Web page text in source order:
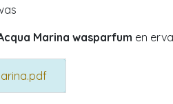
Marina wasparfum en